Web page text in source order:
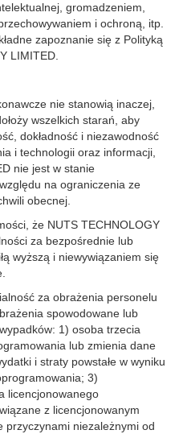
gromadzeniem,
i ochroną, itp.
zapoznanie się z Polityką
LIMITED.
nie stanowią inaczej,
wszelkich starań, aby
dokładność i niezawodność
i technologii oraz informacji,
nie jest w stanie
na ograniczenia ze
obecnej.
że NUTS TECHNOLOGY
za bezpośrednie lub
wyższą i niewywiązaniem się
za obrażenia personelu
spowodowane lub
1) osoba trzecia
lub zmienia dane
i straty powstałe w wyniku
3)
licencjonowanego
z licencjonowanym
przyczynami niezależnymi od